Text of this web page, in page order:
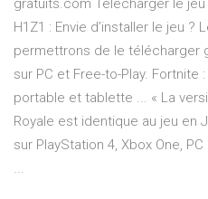
gratuits.com Télécharger le jeu
H1Z1 : Envie d’installer le jeu
permettrons de le télécharger
sur PC et Free-to-Play. Fortnite
portable et tablette ... « La
Royale est identique au jeu en
sur PlayStation 4, Xbox One,
...